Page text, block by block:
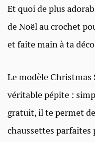
Et quoi de plus
de Noël au crochet
et faite main à ta
Le modèle Christmas
véritable pépite :
gratuit, il te permet
chaussettes parfaites